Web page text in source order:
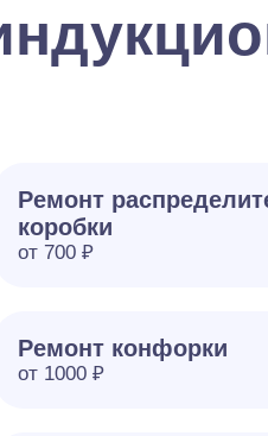
Ремонт
коробки
от 700 ₽
Ремонт конфорки
от 1000 ₽